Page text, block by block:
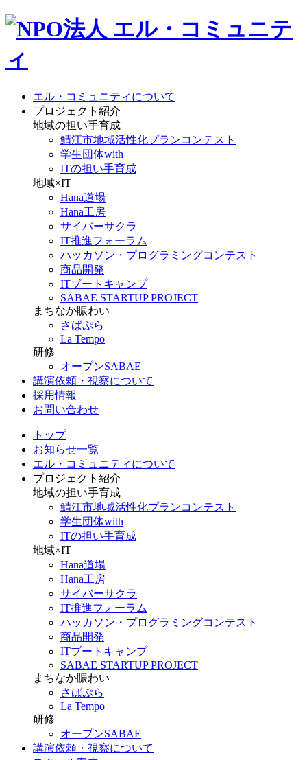
エル・コミュニティについて
プロジェクト紹介
地域の担い手育成
鯖江市地域活性化プランコンテスト
学生団体with
ITの担い手育成
地域×IT
Hana道場
Hana工房
サイバーサクラ
IT推進フォーラム
ハッカソン・プログラミングコンテスト
商品開発
ITブートキャンプ
SABAE STARTUP PROJECT
まちなか賑わい
さばぷら
La Tempo
研修
オープンSABAE
講演依頼・視察について
採用情報
お問い合わせ
トップ
お知らせ一覧
エル・コミュニティについて
プロジェクト紹介
地域の担い手育成
鯖江市地域活性化プランコンテスト
学生団体with
ITの担い手育成
地域×IT
Hana道場
Hana工房
サイバーサクラ
IT推進フォーラム
ハッカソン・プログラミングコンテスト
商品開発
ITブートキャンプ
SABAE STARTUP PROJECT
まちなか賑わい
さばぷら
La Tempo
研修
オープンSABAE
講演依頼・視察について